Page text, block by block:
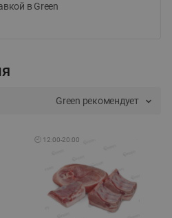
в Green
Green рекомендует
🕘 12:00-20:00